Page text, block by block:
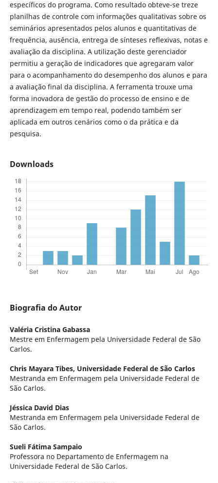
específicos do programa. Como resultado obteve-se treze
planilhas de controle com informações qualitativas sobre os
seminários apresentados pelos alunos e quantitativas de
frequência, ausência, entrega de sínteses reflexivas, notas e
avaliação da disciplina. A utilização deste gerenciador
permitiu a geração de indicadores que agregaram valor
para o acompanhamento do desempenho dos alunos e para
a avaliação final da disciplina. A ferramenta trouxe uma
forma inovadora de gestão do processo de ensino e de
aprendizagem em tempo real, podendo também ser
aplicada em outros cenários como o da prática e da
pesquisa.
Downloads
Biografia do Autor
Valéria Cristina Gabassa
Mestre em Enfermagem pela Universidade Federal de São
Carlos.
Chris Mayara Tibes, Universidade Federal de São Carlos
Mestranda em Enfermagem pela Universidade Federal de
São Carlos.
Jéssica David Dias
Mestranda em Enfermagem pela Universidade Federal de
São Carlos.
Sueli Fátima Sampaio
Professora no Departamento de Enfermagem na
Universidade Federal de São Carlos.